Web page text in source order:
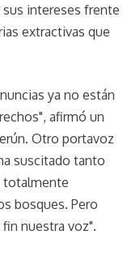
intereses frente
extractivas que
ya no están
afirmó un
Otro portavoz
suscitado tanto
totalmente
bosques. Pero
nuestra voz".